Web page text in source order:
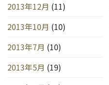
2013年12月 (11)
2013年10月 (10)
2013年7月 (10)
2013年5月 (19)